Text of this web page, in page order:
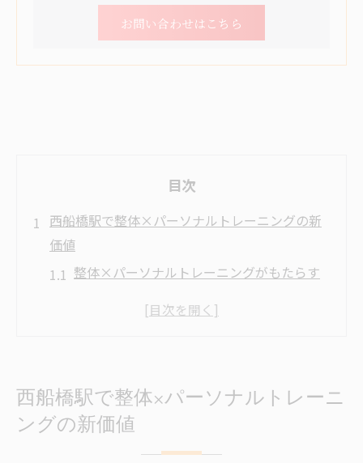
お問い合わせはこちら
目次
西船橋駅で整体×パーソナルトレーニングの新
価値
整体×パーソナルトレーニングがもたらす
西船橋駅で選ばれる整体×パーソナルトレ
ナルトレーニングの流れ
継続しやすい整体×パーソナルトレーニン
グの環境づくり
西船橋駅で整体×パーソナルトレーニ
ングの新価値